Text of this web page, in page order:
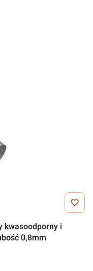
kwasoodporny i
0,8mm